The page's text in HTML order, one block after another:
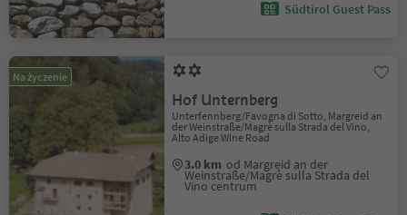
Südtirol Guest Pass
Na życzenie
Hof Unternberg
Unterfennberg/Favogna di Sotto, Margreid an
der Weinstraße/Magrè sulla Strada del Vino,
Alto Adige Wine Road
3.0 km od Margreid an der
Weinstraße/Magrè sulla Strada del
Vino centrum